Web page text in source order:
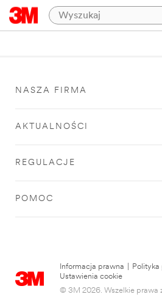
NASZA FIRMA
AKTUALNOŚCI
REGULACJE
POMOC
Informacja prawna
Ustawienia cookie
© 3M 2026. Wszelkie prawa